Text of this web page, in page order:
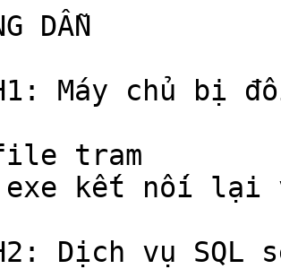
DẪN
Máy chủ bị
tram
exe kết nối lại
Dịch vụ